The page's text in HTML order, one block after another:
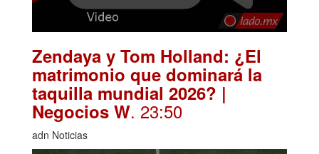
Zendaya y Tom Holland: ¿El
matrimonio que dominará la
taquilla mundial 2026? |
Negocios W. 23:50
adn Noticias